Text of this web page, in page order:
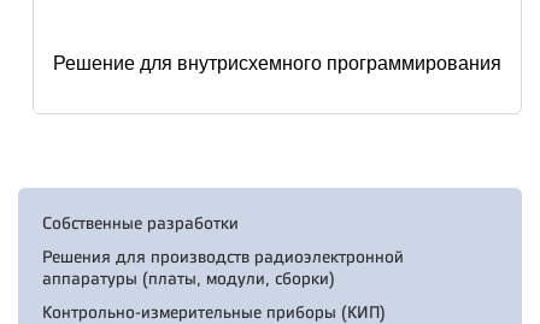
Решение для внутрисхемного программирования
Собственные разработки
Решения для производств радиоэлектронной
аппаратуры (платы, модули, сборки)
Контрольно-измерительные приборы (КИП)